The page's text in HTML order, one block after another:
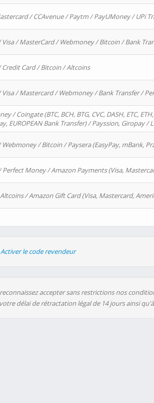
/ CCAvenue / Paytm / PayUMoney / UPi
Visa / MasterCard / Webmoney / Bitcoin / Bank
Credit Card / Bitcoin / Altcoins
Visa / Mastercard / Webmoney / Bank Transfer /
/ Coingate (BTC, BCH, BTG, CVC, DASH, ETC,
EUROPEAN Bank Transfer) / Payssion, Giropay
Webmoney / Bitcoin / Paysera (EasyPay, mBank,
Money / Amazon Payments (Visa,
/ Amazon Gift Card (Visa, Mastercard,
Activer le code revendeur
accepter sans restrictions nos
délai de rétractation légal de 14 jours ainsi